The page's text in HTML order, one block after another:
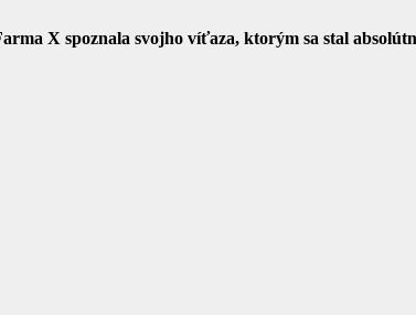
X spoznala svojho víťaza, ktorým sa stal